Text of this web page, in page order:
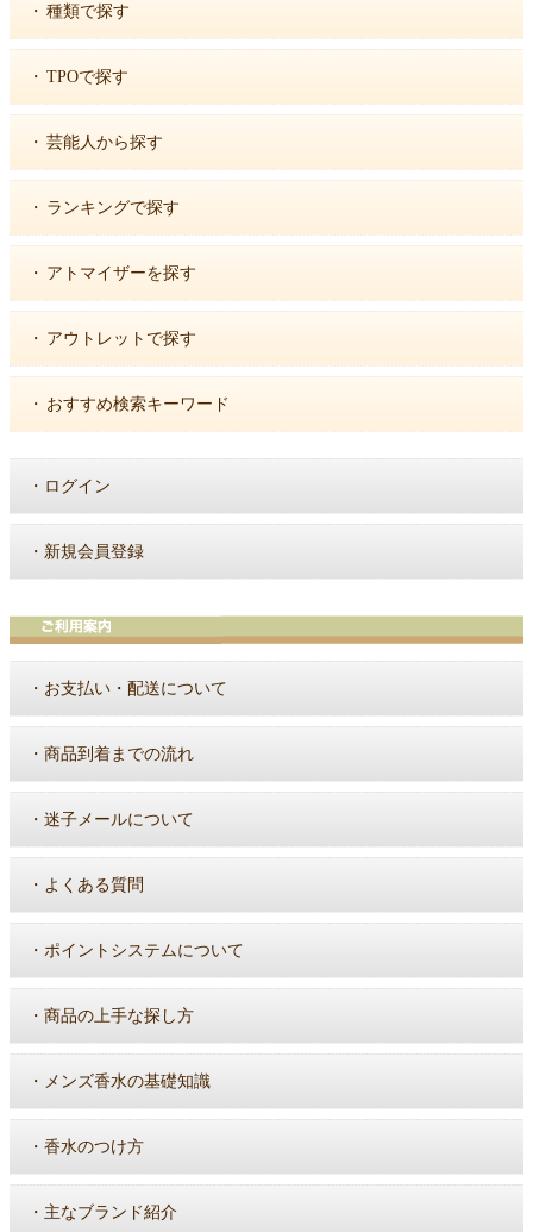
・ 種類で探す
・ TPOで探す
・ 芸能人から探す
・ ランキングで探す
・ アトマイザーを探す
・ アウトレットで探す
・ おすすめ検索キーワード
・ ログイン
・ 新規会員登録
・ お支払い・配送について
・ 商品到着までの流れ
・ 迷子メールについて
・ よくある質問
・ ポイントシステムについて
・ 商品の上手な探し方
・ メンズ香水の基礎知識
・ 香水のつけ方
・ 主なブランド紹介